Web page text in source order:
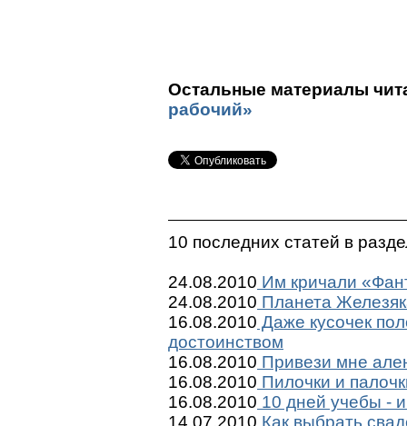
Остальные материалы
рабочий»
10 последних статей в
24.08.2010 Им кричали
24.08.2010 Планета
16.08.2010 Даже кусочек
достоинством
16.08.2010 Привези мне
16.08.2010 Пилочки и
16.08.2010 10 дней учебы -
14.07.2010 Как выбрать